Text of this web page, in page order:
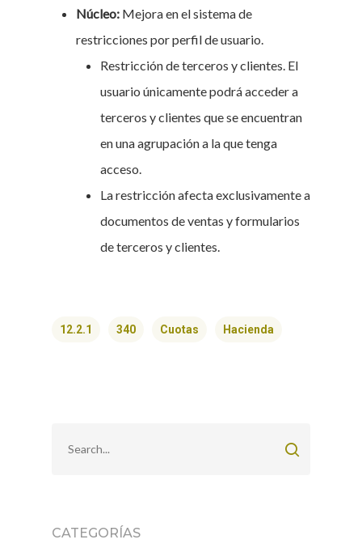
Núcleo: Mejora en el sistema de
restricciones por perfil de usuario.
Restricción de terceros y clientes. El
usuario únicamente podrá acceder a
terceros y clientes que se encuentran
en una agrupación a la que tenga
acceso.
La restricción afecta exclusivamente a
documentos de ventas y formularios
de terceros y clientes.
12.2.1 340 Cuotas Hacienda
CATEGORÍAS